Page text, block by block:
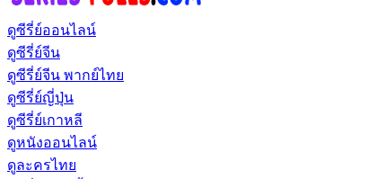
ดูซีรี่ย์ออนไลน์
ดูซีรี่ย์จีน
ดูซีรี่ย์จีน พากย์ไทย
ดูซีรี่ย์ญี่ปุ่น
ดูซีรี่ย์เกาหลี
ดูหนังออนไลน์
ดูละครไทย